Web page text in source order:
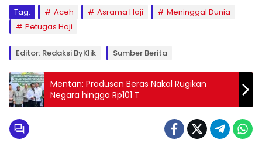
Tag: Aceh Asrama Haji
Meninggal Dunia
Petugas Haji
Editor: Redaksi ByKlik Sumber Berita
Mentan: Produsen Beras Nakal Rugikan
Negara hingga Rp101 T